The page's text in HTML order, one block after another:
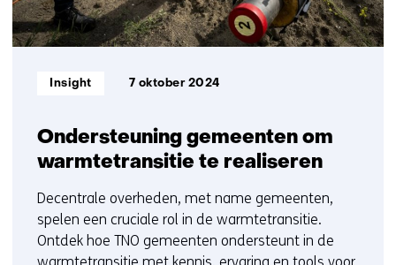
Ondersteuning gemeenten om
warmtetransitie te realiseren
Informatietype:
Insight 7 oktober 2024
Decentrale overheden, met name gemeenten,
spelen een cruciale rol in de warmtetransitie.
Ontdek hoe TNO gemeenten ondersteunt in de
warmtetransitie met kennis, ervaring en tools voor